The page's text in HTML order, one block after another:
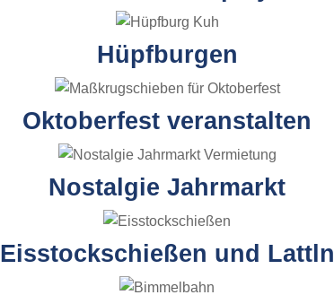
Hüpfburgen
Oktoberfest veranstalten
Nostalgie Jahrmarkt
Eisstockschießen und Lattln